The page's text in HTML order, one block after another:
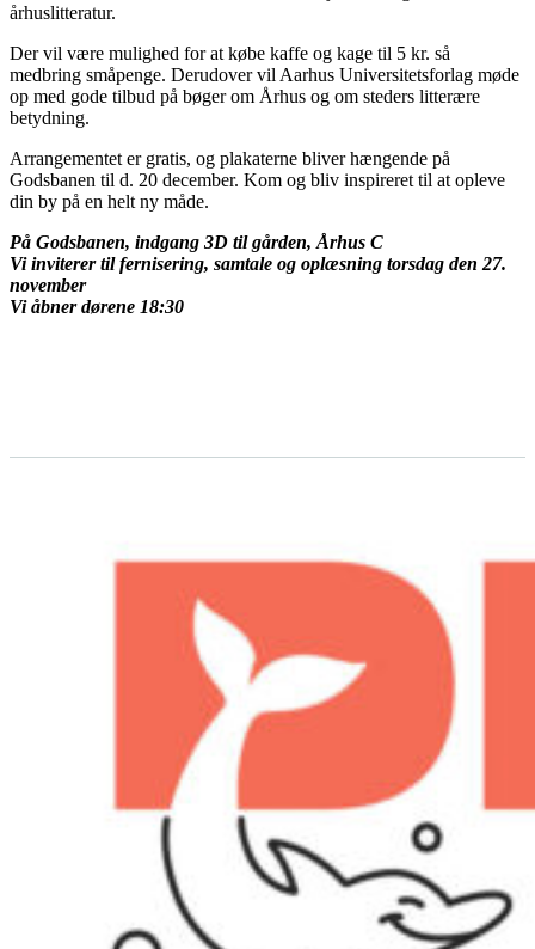
århuslitteratur.
Der vil være mulighed for at købe kaffe og kage til 5 kr. så
medbring småpenge. Derudover vil Aarhus Universitetsforlag møde
op med gode tilbud på bøger om Århus og om steders litterære
betydning.
Arrangementet er gratis, og plakaterne bliver hængende på
Godsbanen til d. 20 december. Kom og bliv inspireret til at opleve
din by på en helt ny måde.
På Godsbanen, indgang 3D til gården, Århus C
Vi inviterer til fernisering, samtale og oplæsning torsdag den 27.
november
Vi åbner dørene 18:30